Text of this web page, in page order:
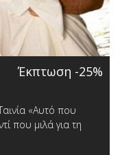
Έκπτωση -25%
«Αυτό που
που μιλά για τη